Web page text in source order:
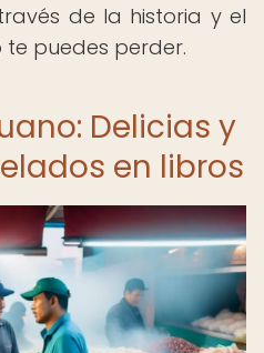
de la historia y el
puedes perder.
Delicias y
en libros